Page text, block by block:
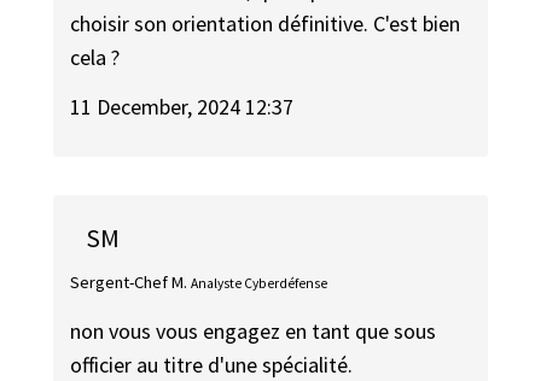
choisir son orientation définitive. C'est bien
cela ?
11 December, 2024 12:37
SM
Sergent-Chef M. Analyste Cyberdéfense
non vous vous engagez en tant que sous
officier au titre d'une spécialité.